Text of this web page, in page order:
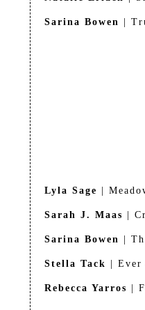
Sarina Bowen |
Lyla Sage |
Sarah J. Maas |
Sarina Bowen |
Stella Tack |
Rebecca Yarros |